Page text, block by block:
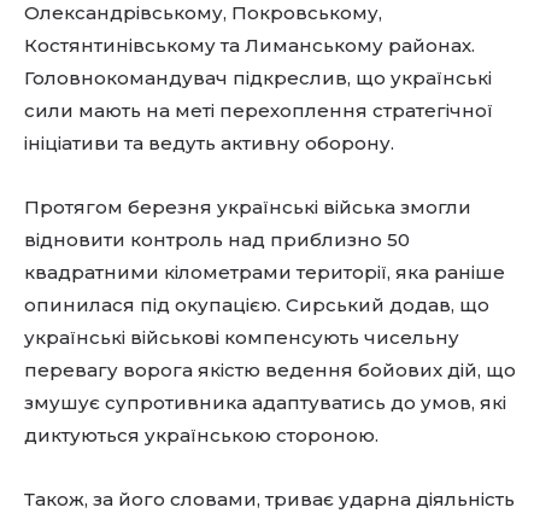
Олександрівському, Покровському,
Костянтинівському та Лиманському районах.
Головнокомандувач підкреслив, що українські
сили мають на меті перехоплення стратегічної
ініціативи та ведуть активну оборону.
Протягом березня українські війська змогли
відновити контроль над приблизно 50
квадратними кілометрами території, яка раніше
опинилася під окупацією. Сирський додав, що
українські військові компенсують чисельну
перевагу ворога якістю ведення бойових дій, що
змушує супротивника адаптуватись до умов, які
диктуються українською стороною.
Також, за його словами, триває ударна діяльність